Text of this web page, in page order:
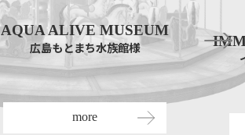
AQUA ALIVE MUSEUM
広島もとまち水族館様
more